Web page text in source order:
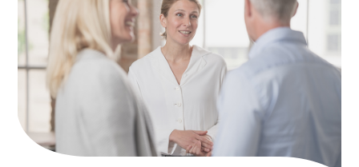
Über uns
Online-Services
Inhalte in Gebärdensprache (DGS)
Leichte Sprache